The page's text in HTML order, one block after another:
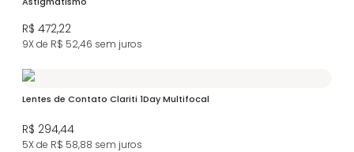
R$ 472,22
9X de R$ 52,46 sem juros
Lentes de Contato Clariti 1Day Multifocal
R$ 294,44
5X de R$ 58,88 sem juros